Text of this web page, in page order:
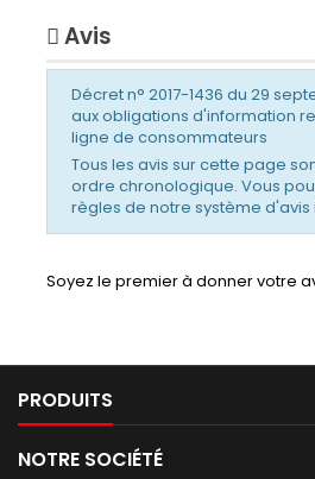
Avis
Décret n° 2017-1436 du 29
aux obligations d'information
ligne de consommateurs
Tous les avis sur cette page
ordre chronologique. Vous
règles de notre système d'avis
Soyez le premier à donner votre
PRODUITS
NOTRE SOCIÉTÉ